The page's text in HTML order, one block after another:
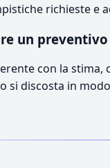
richieste e
un preventivo
con la
si discosta in